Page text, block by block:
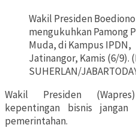
Wakil Presiden
mengukuhkan Pamong
Muda, di Kampus IPDN,
Jatinangor, Kamis (6/9).
SUHERLAN/
Wakil Presiden
kepentingan bisnis
pemerintahan.